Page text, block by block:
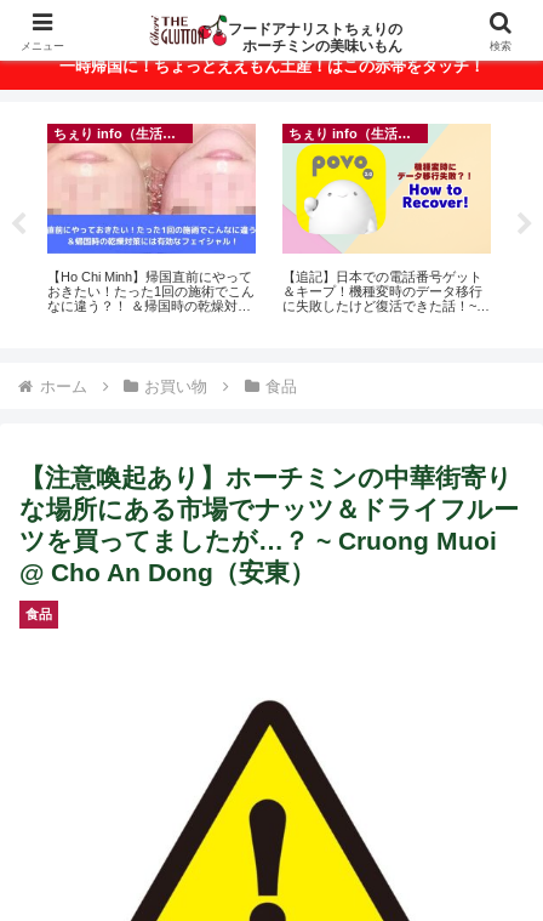
ベトナム・ホーチミンの美味いもんが満載！
一時帰国に！ちょっとええもん土産！はこの赤帯をタッチ！
ちぇり info（生活情報）
【Ho Chi Minh】帰国直前にやって
おきたい！たった1回の施術でこん
なに違う？！ ＆帰国時の乾燥対策
ちぇり info（生活情報）
【追記】日本での電話番号ゲット
＆キープ！機種変時のデータ移行
に失敗したけど復活できた話！~
ホーム お買い物 食品
【注意喚起あり】ホーチミンの中華街寄り
な場所にある市場でナッツ＆ドライフルー
ツを買ってましたが…？ ~ Cruong Muoi
@ Cho An Dong（安東）
食品
メニュー
フードアナリストちぇりの
ホーチミンの美味いもん
検索